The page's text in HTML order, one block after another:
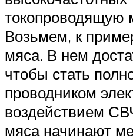
токопроводящую
Возьмем, к
мяса. В нем
чтобы стать
проводником
воздействием
мяса начинают